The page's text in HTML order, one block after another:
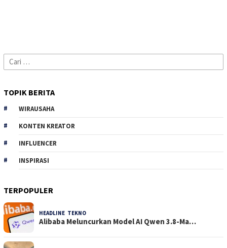
Cari
untuk:
TOPIK BERITA
WIRAUSAHA
KONTEN KREATOR
INFLUENCER
INSPIRASI
TERPOPULER
HEADLINE TEKNO
Alibaba Meluncurkan Model AI Qwen 3.8-Ma…